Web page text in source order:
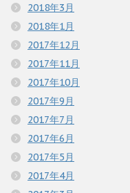
2018年3月
2018年1月
2017年12月
2017年11月
2017年10月
2017年9月
2017年7月
2017年6月
2017年5月
2017年4月